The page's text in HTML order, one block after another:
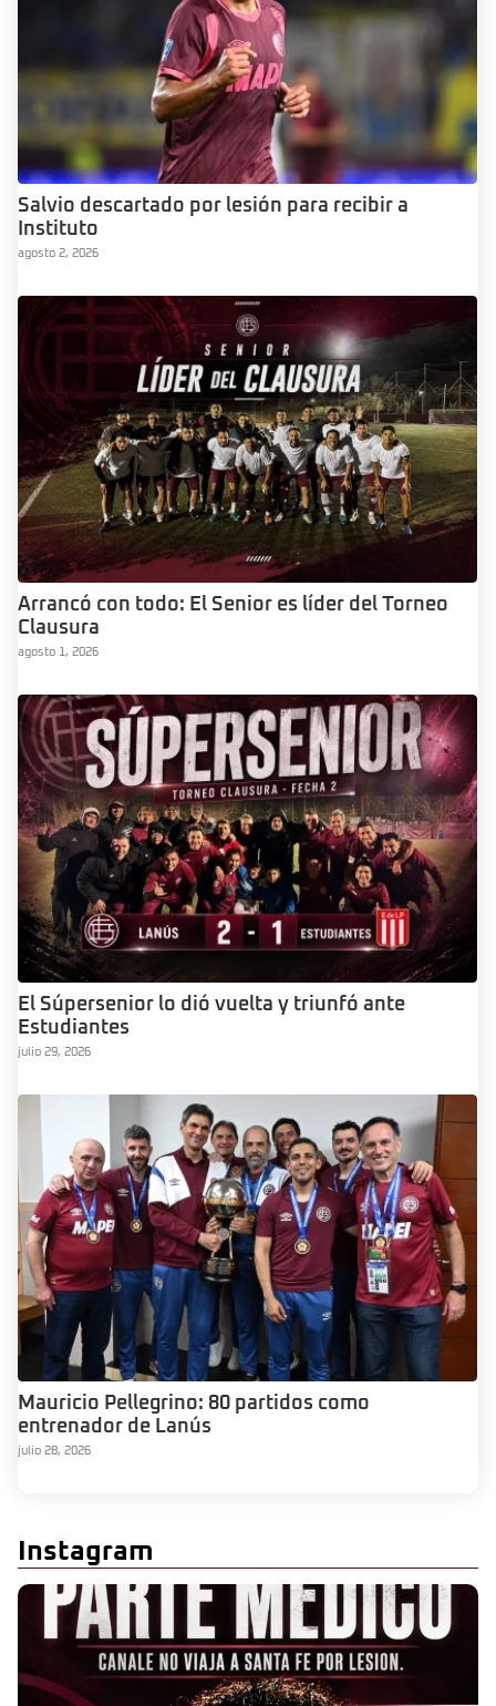
Salvio descartado por lesión para recibir a
Instituto
agosto 2, 2026
Arrancó con todo: El Senior es líder del Torneo
Clausura
agosto 1, 2026
El Súpersenior lo dió vuelta y triunfó ante
Estudiantes
julio 29, 2026
Mauricio Pellegrino: 80 partidos como
entrenador de Lanús
julio 28, 2026
Instagram